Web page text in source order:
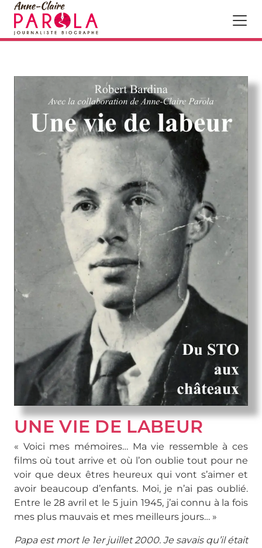
UNE VIE DE LABEUR
« Voici mes mémoires… Ma vie ressemble à ces
films où tout arrive et où l’on oublie tout pour ne
voir que deux êtres heureux qui vont s’aimer et
avoir beaucoup d’enfants. Moi, je n’ai pas oublié.
Entre le 28 avril et le 5 juin 1945, j’ai connu à la fois
mes plus mauvais et mes meilleurs jours… »
Papa est mort le 1er juillet 2000. Je savais qu’il était